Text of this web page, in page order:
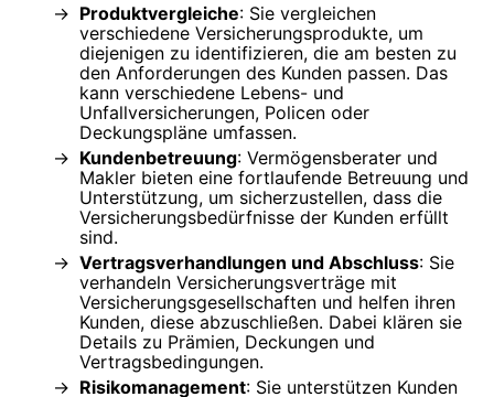
Produktvergleiche: Sie vergleichen
verschiedene Versicherungsprodukte, um
diejenigen zu identifizieren, die am besten zu
den Anforderungen des Kunden passen. Das
kann verschiedene Lebens- und
Unfallversicherungen, Policen oder
Deckungspläne umfassen.
Kundenbetreuung: Vermögensberater und
Makler bieten eine fortlaufende Betreuung und
Unterstützung, um sicherzustellen, dass die
Versicherungsbedürfnisse der Kunden erfüllt
sind.
Vertragsverhandlungen und Abschluss: Sie
verhandeln Versicherungsverträge mit
Versicherungsgesellschaften und helfen ihren
Kunden, diese abzuschließen. Dabei klären sie
Details zu Prämien, Deckungen und
Vertragsbedingungen.
Risikomanagement: Sie unterstützen Kunden